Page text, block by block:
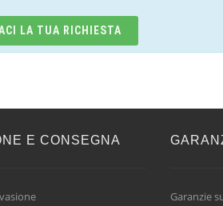
LA TUA RICHIESTA
E CONSEGNA
Garanzie